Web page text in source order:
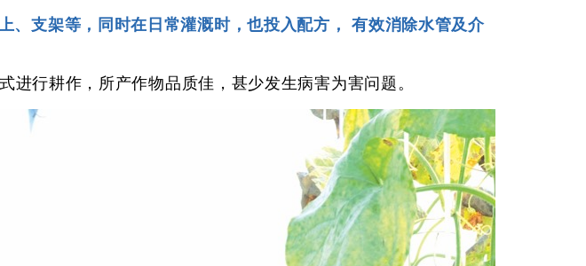
、支架等，同时在日常灌溉时，也投入配方， 有效消除水管及介
行耕作，所产作物品质佳，甚少发生病害为害问题。